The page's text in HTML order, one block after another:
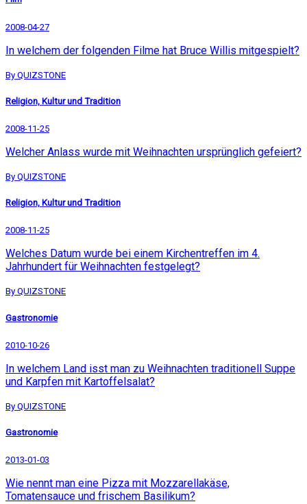
2008-04-27
In welchem der folgenden Filme hat Bruce Willis mitgespielt?
By QUIZSTONE
Religion, Kultur und Tradition
2008-11-25
Welcher Anlass wurde mit Weihnachten ursprünglich gefeiert?
By QUIZSTONE
Religion, Kultur und Tradition
2008-11-25
Welches Datum wurde bei einem Kirchentreffen im 4.
Jahrhundert für Weihnachten festgelegt?
By QUIZSTONE
Gastronomie
2010-10-26
In welchem Land isst man zu Weihnachten traditionell Suppe
und Karpfen mit Kartoffelsalat?
By QUIZSTONE
Gastronomie
2013-01-03
Wie nennt man eine Pizza mit Mozzarellakäse,
Tomatensauce und frischem Basilikum?